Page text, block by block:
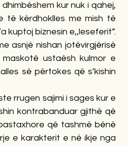
kur nuk i qahej,
të kërdhoklles me mish të
kuptoj biznesin e,,leseferit”.
asnjë nishan jotëvirgjërisë
ustaësh kulmor e
së përtokes që s’kishin
rrugen sajimi i sages kur e
kontrabanduar gjithë që
që tashmë bënë
e karakterit e në ikje nga